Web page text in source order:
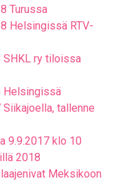
Turussa
Helsingissä RTV-
SHKL ry tiloissa
Helsingissä
tallenne
9.9.2017 klo 10
2018
Meksikoon